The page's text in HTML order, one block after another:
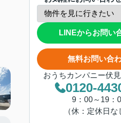
LINEからお問い
無料お問い合
おうちカンパニー伏
0120-
9：00～19：
（休：定休日な